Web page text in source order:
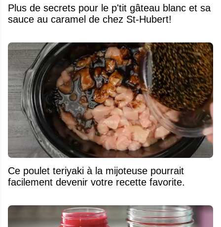
Plus de secrets pour le p'tit gâteau blanc et sa
sauce au caramel de chez St-Hubert!
Ce poulet teriyaki à la mijoteuse pourrait
facilement devenir votre recette favorite.